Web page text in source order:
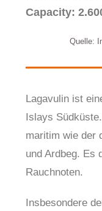
Capacity:
Quelle:
Lagavulin ist
Islays
maritim wie der
und Ardbeg. Es
Rauchnoten.
Insbesondere